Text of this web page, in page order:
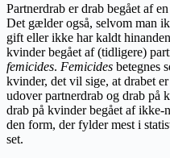
Partnerdrab er drab begået af
Det gælder også, selvom man
gift eller ikke har kaldt
kvinder begået af (tidligere)
femicides. Femicides betegnes
kvinder, det vil sige, at drabet
udover partnerdrab og drab på
drab på kvinder begået af ikke-
den form, der fylder mest i
set.